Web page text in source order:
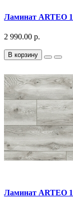
Ламинат ARTEO
2 990.00 р.
В корзину
Ламинат ARTEO